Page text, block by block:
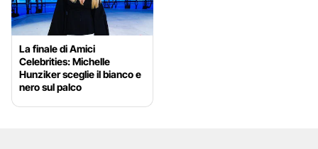
La finale di Amici
Celebrities: Michelle
Hunziker sceglie il bianco e
nero sul palco